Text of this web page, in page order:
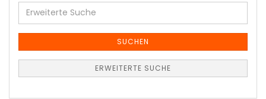
Erweiterte
Suche
SUCHEN
ERWEITERTE SUCHE